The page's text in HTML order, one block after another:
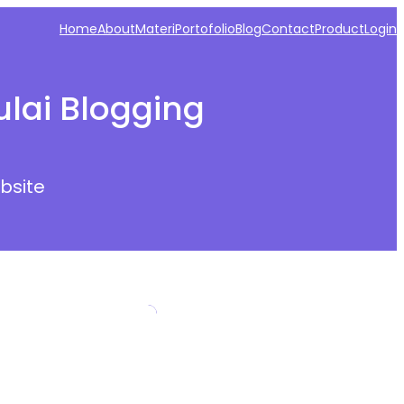
HomeAboutMateriPortofolioBlogContactProductLogin
Blogging